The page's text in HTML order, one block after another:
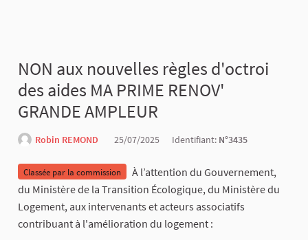
NON aux nouvelles règles d'octroi
des aides MA PRIME RENOV'
GRANDE AMPLEUR
Robin REMOND 25/07/2025 Identifiant: N°3435
Classée par la commission
À l’attention du Gouvernement,
du Ministère de la Transition Écologique, du Ministère du
Logement, aux intervenants et acteurs associatifs
contribuant à l'amélioration du logement :